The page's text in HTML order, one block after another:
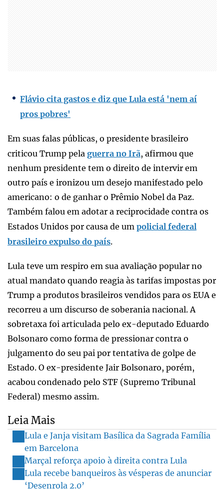
Flávio cita gastos e diz que Lula está 'nem aí
pros pobres'
Em suas falas públicas, o presidente brasileiro
criticou Trump pela guerra no Irã, afirmou que
nenhum presidente tem o direito de intervir em
outro país e ironizou um desejo manifestado pelo
americano: o de ganhar o Prêmio Nobel da Paz.
Também falou em adotar a reciprocidade contra os
Estados Unidos por causa de um policial federal
brasileiro expulso do país.
Lula teve um respiro em sua avaliação popular no
atual mandato quando reagia às tarifas impostas por
Trump a produtos brasileiros vendidos para os EUA e
recorreu a um discurso de soberania nacional. A
sobretaxa foi articulada pelo ex-deputado Eduardo
Bolsonaro como forma de pressionar contra o
julgamento do seu pai por tentativa de golpe de
Estado. O ex-presidente Jair Bolsonaro, porém,
acabou condenado pelo STF (Supremo Tribunal
Federal) mesmo assim.
Leia Mais
Lula e Janja visitam Basílica da Sagrada Família
em Barcelona
Marçal reforça apoio à direita contra Lula
Lula recebe banqueiros às vésperas de anunciar
‘Desenrola 2.0’